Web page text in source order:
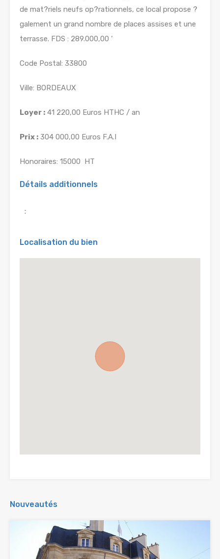
de mat?riels neufs op?rationnels, ce local propose ?
galement un grand nombre de places assises et une
terrasse. FDS : 289.000,00 ‘
Code Postal: 33800
Ville: BORDEAUX
Loyer : 41 220,00 Euros HTHC / an
Prix : 304 000,00 Euros F.A.I
Honoraires: 15000  HT
Détails additionnels
:
Localisation du bien
Nouveautés